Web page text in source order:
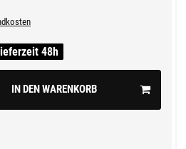
48h
IN DEN WARENKORB